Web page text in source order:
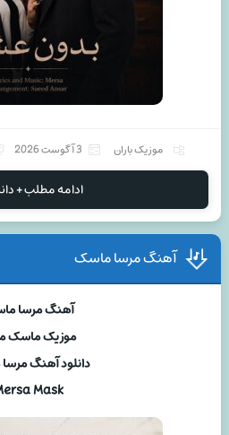
موزیک باران 3 آگوست 2026
ادامه مطلب +
آهنگ مرسا ماسک
آهنگ مرسا
موزیک ماسک
دانلود آهنگ
Mask